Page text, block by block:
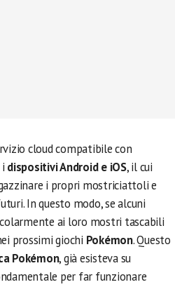
cloud compatibile con
dispositivi Android e iOS, il cui
i propri mostriciattoli e
In questo modo, se alcuni
ai loro mostri tascabili
prossimi giochi Pokémon. Questo
Pokémon, già esisteva su
per far funzionare